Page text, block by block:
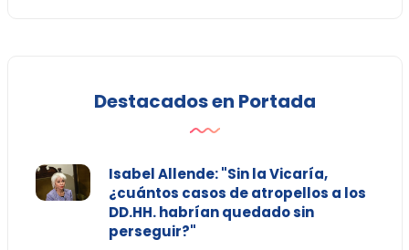
Destacados en Portada
Isabel Allende: "Sin la Vicaría,
¿cuántos casos de atropellos a los
DD.HH. habrían quedado sin
perseguir?"